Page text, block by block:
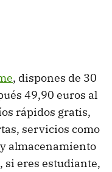
, dispones de 30
49,90 euros al
rápidos gratis,
servicios como
y almacenamiento
si eres estudiante,